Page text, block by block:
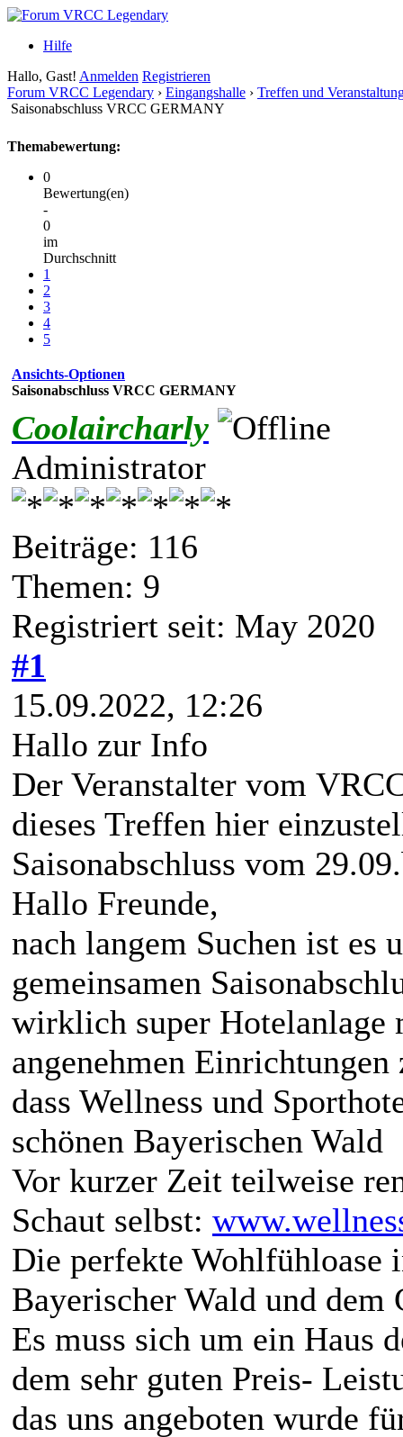
Hilfe
Hallo, Gast! Anmelden Registrieren
Forum VRCC Legendary › Eingangshalle › Treffen und
Saisonabschluss VRCC GERMANY
Themabewertung:
0
Bewertung(en)
-
0
im
Durchschnitt
1
2
3
4
5
Ansichts-Optionen
Saisonabschluss VRCC GERMANY
Coolaircharly
Administrator
Beiträge: 116
Themen: 9
Registriert seit: May 2020
#1
15.09.2022, 12:26
Hallo zur Info
Der Veranstalter vom
dieses Treffen hier
Saisonabschluss vom
Hallo Freunde,
nach langem Suchen ist es
gemeinsamen
wirklich super
angenehmen
dass Wellness und
schönen Bayerischen Wald
Vor kurzer Zeit teilweise
Schaut selbst:
Die perfekte Wohlfühloase
Bayerischer Wald und dem
Es muss sich um ein Haus
dem sehr guten Preis-
das uns angeboten wurde